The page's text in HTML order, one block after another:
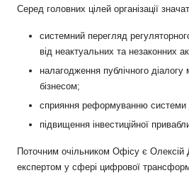
Серед головних цілей організації
системний перегляд
від неактуальних та незаконних
налагодження публічного
бізнесом;
сприяння реформуванню системи
підвищення інвестиційної
Поточним очільником Офісу є Олексій
експертом у сфері цифрової